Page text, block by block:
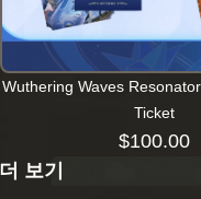
Wuthering Waves
Ticket
$100.00
더 보기